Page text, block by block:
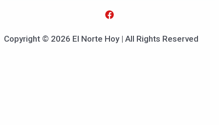
Copyright © 2026 El Norte Hoy | All Rights Reserved